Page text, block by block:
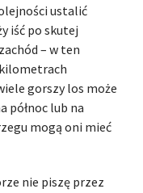
ustalić
iść po skutej
– w ten
gorszy los może
północ lub na
mogą oni mieć
nie piszę przez